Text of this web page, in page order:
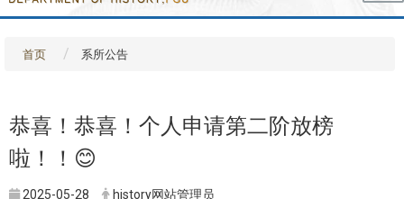
首页 系所公告
恭喜！恭喜！个人申请第二阶放榜
啦！！😊
2025-05-28 history网站管理员